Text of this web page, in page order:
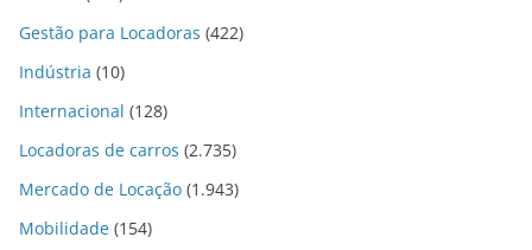
Gestão para Locadoras (422)
Indústria (10)
Internacional (128)
Locadoras de carros (2.735)
Mercado de Locação (1.943)
Mobilidade (154)